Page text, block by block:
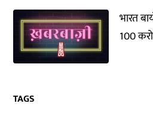
भारत
100
TAGS